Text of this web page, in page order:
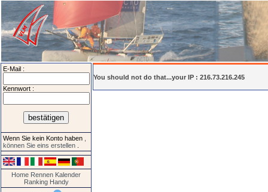
E-Mail :
Kennwort :
Wenn Sie kein Konto haben
können Sie eins erstellen
Home Rennen Kalender
Ranking Handy
You should not do that...your IP : 216.73.216.245